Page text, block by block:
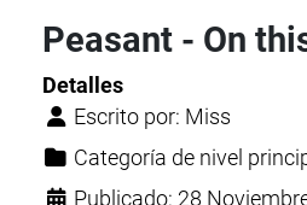
Peasant - On
Detalles
Escrito por: Miss
Categoría de nivel
Publicado: 28